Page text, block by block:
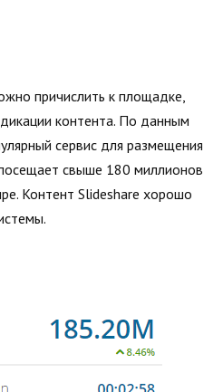
причислить к площадке,
контента. По данным
сервис для размещения
свыше 180 миллионов
Контент Slideshare хорошо